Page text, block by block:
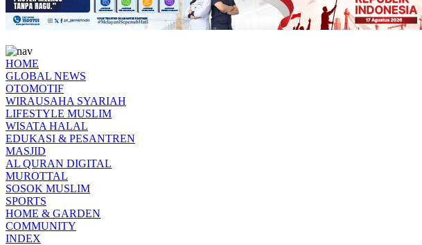
HOME
GLOBAL NEWS
OTOMOTIF
WIRAUSAHA SYARIAH
LIFESTYLE MUSLIM
WISATA HALAL
EDUKASI & PESANTREN
MASJID
AL QURAN DIGITAL
MUROTTAL
SOSOK MUSLIM
SPORTS
HOME & GARDEN
COMMUNITY
INDEX